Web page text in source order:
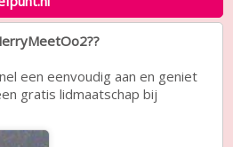
een eenvoudig aan en geniet
gratis lidmaatschap bij